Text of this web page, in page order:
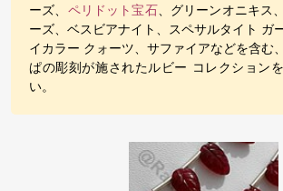
ーズ、 ペリドット宝石、グリーンオニキス
ーズ、ベスビアナイト、スペサルタイト ガ
イカラー クォーツ、サファイアなどを含む
ぱの彫刻が施されたルビー コレクション
い。